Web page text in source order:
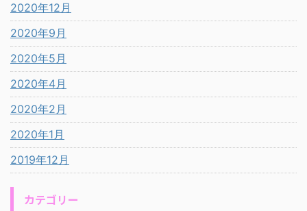
2020年12月
2020年9月
2020年5月
2020年4月
2020年2月
2020年1月
2019年12月
カテゴリー